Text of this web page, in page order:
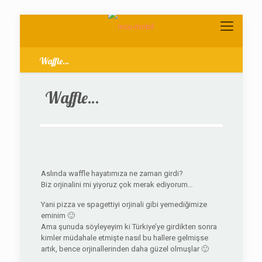
Waffle…
Waffle…
Aslında waffle hayatımıza ne zaman girdi?
Biz orjinalini mi yiyoruz çok merak ediyorum…
Yani pizza ve spagettiyi orjinali gibi yemediğimize
eminim 🙂
Ama şunuda söyleyeyim ki Türkiye’ye girdikten sonra
kimler müdahale etmişte nasıl bu hallere gelmişse
artık, bence orjinallerinden daha güzel olmuşlar 🙂